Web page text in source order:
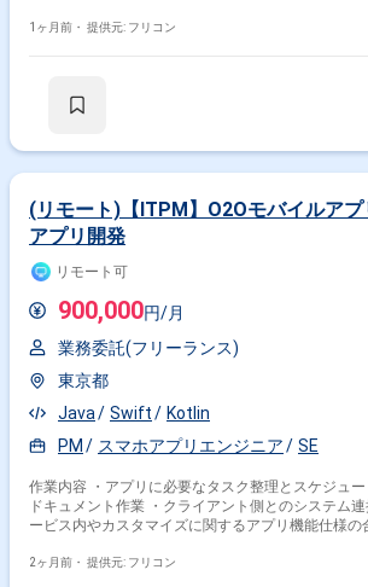
1ヶ月前・ 提供元: フリコン
(リモート)【ITPM】O2Oモバイルア
アプリ開発
リモート可
900,000円/月
業務委託(フリーランス)
東京都
Java
Swift
Kotlin
PM
スマホアプリエンジニア SE
作業内容 ・アプリに必要なタスク整理とスケジュー
ドキュメント作業 ・クライアント側とのシステム
ービス内やカスタマイズに関するアプリ機能仕様の
2ヶ月前・ 提供元: フリコン